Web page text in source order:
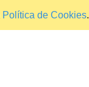
Política de Cookies.